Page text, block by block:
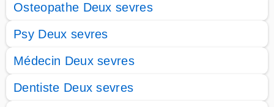
Osteopathe Deux sevres
Psy Deux sevres
Médecin Deux sevres
Dentiste Deux sevres